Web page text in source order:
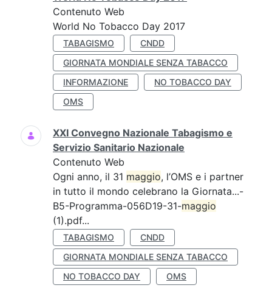
Contenuto Web
World No Tobacco Day 2017
TABAGISMO
CNDD
GIORNATA MONDIALE SENZA TABACCO
INFORMAZIONE
NO TOBACCO DAY
OMS
XXI Convegno Nazionale Tabagismo e
Servizio Sanitario Nazionale
Contenuto Web
Ogni anno, il 31 maggio, l’OMS e i partner
in tutto il mondo celebrano la Giornata...-
B5-Programma-056D19-31-maggio
(1).pdf...
TABAGISMO
CNDD
GIORNATA MONDIALE SENZA TABACCO
NO TOBACCO DAY
OMS